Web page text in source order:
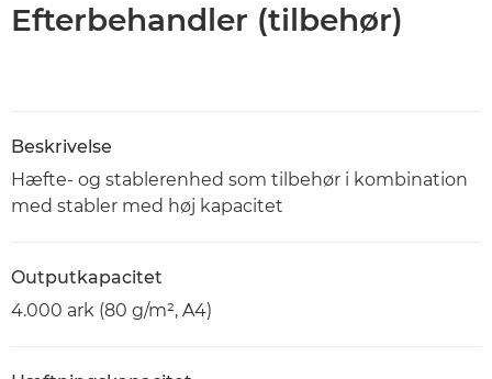
Efterbehandler (tilbehør)
Beskrivelse
Hæfte- og stablerenhed som tilbehør i kombination
med stabler med høj kapacitet
Outputkapacitet
4.000 ark (80 g/m², A4)